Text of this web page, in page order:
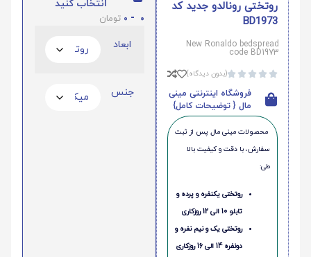
روتختی رونالدو جدید کد
BD1973
New Ronaldo bedspread
code BD1973




(بدون دیدگاه)
فروشگاه اینترنتی مینی
مال { توضیحات کامل}
محصولات مینی‌ مال پس از ثبت
سفارش، با دقت و کیفیت بالا
طی:
روتختی یکنفره و پرده و
تابلو 10 الی 12 روزکاری
روتختی یک و نیم نفره و
دونفره 14 الی 16 روزکاری
انتخاب کنید
0
-
0 تومان
ابعاد
جنس